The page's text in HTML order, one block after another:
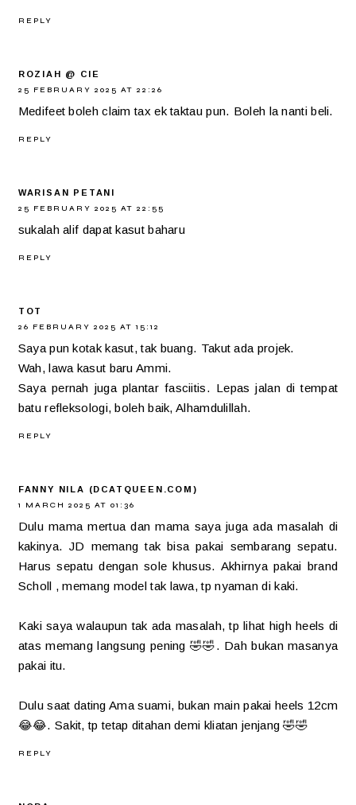
REPLY
ROZIAH @ CIE
25 FEBRUARY 2025 AT 22:26
Medifeet boleh claim tax ek taktau pun. Boleh la nanti beli.
REPLY
WARISAN PETANI
25 FEBRUARY 2025 AT 22:55
sukalah alif dapat kasut baharu
REPLY
TOT
26 FEBRUARY 2025 AT 15:12
Saya pun kotak kasut, tak buang. Takut ada projek.
Wah, lawa kasut baru Ammi.
Saya pernah juga plantar fasciitis. Lepas jalan di tempat
batu refleksologi, boleh baik, Alhamdulillah.
REPLY
FANNY NILA (DCATQUEEN.COM)
1 MARCH 2025 AT 01:36
Dulu mama mertua dan mama saya juga ada masalah di
kakinya. JD memang tak bisa pakai sembarang sepatu.
Harus sepatu dengan sole khusus. Akhirnya pakai brand
Scholl , memang model tak lawa, tp nyaman di kaki.
Kaki saya walaupun tak ada masalah, tp lihat high heels di
atas memang langsung pening 🤣🤣. Dah bukan masanya
pakai itu.
Dulu saat dating Ama suami, bukan main pakai heels 12cm
😂😂. Sakit, tp tetap ditahan demi kliatan jenjang 🤣🤣
REPLY